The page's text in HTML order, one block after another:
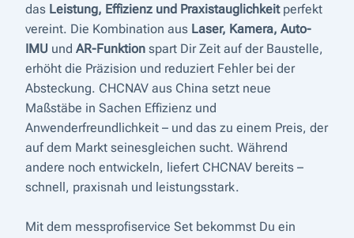
das Leistung, Effizienz und Praxistauglichkeitperfekt
vereint. Die Kombination aus Laser, Kamera, Auto-
IMU und AR-Funktion spart Dir Zeit auf der Baustelle,
erhöht die Präzision und reduziert Fehler bei der
Absteckung. CHCNAV aus China setzt neue
Maßstäbe in Sachen Effizienz und
Anwenderfreundlichkeit – und das zu einem Preis, der
auf dem Markt seinesgleichen sucht. Während
andere noch entwickeln, liefert CHCNAV bereits –
schnell, praxisnah und leistungsstark.
Mit dem messprofiservice Set bekommst Du ein